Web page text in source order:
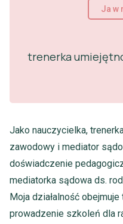
Ja w
trenerka
Jako nauczycielka,
zawodowy i mediator
doświadczenie
mediatorka sądowa ds.
Moja działalność
prowadzenie szkoleń dla